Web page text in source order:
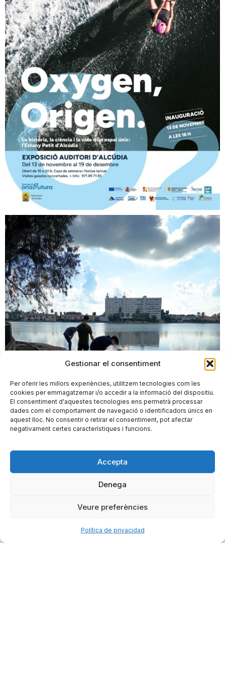
Gestionar el consentiment
Per oferir les millors experiències, utilitzem tecnologies com les
cookies per emmagatzemar i/o accedir a la informació del dispositiu.
El consentiment d'aquestes tecnologies ens permetrà processar
dades com el comportament de navegació o identificadors únics en
aquest lloc. No consentir o retirar el consentiment, pot afectar
negativament certes característiques i funcions.
Accepta
Denega
Veure preferències
Política de privacidad